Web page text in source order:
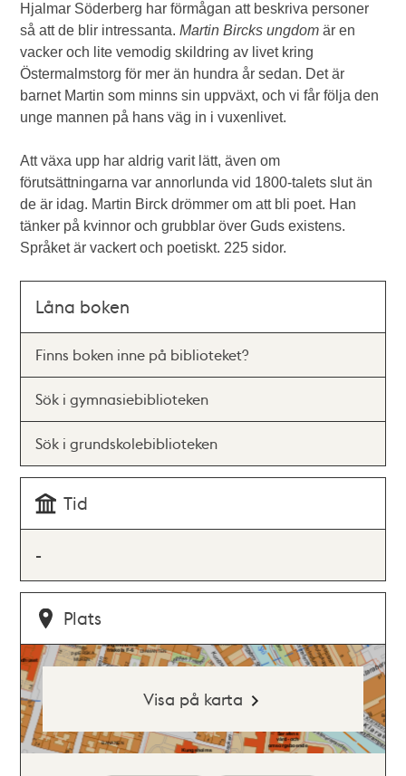
Hjalmar Söderberg har förmågan att beskriva personer
så att de blir intressanta.Martin Bircks ungdom är en
vacker och lite vemodig skildring av livet kring
Östermalmstorg för mer än hundra år sedan. Det är
barnet Martin som minns sin uppväxt, och vi får följa den
unge mannen på hans väg in i vuxenlivet.
Att växa upp har aldrig varit lätt, även om
förutsättningarna var annorlunda vid 1800-talets slut än
de är idag. Martin Birck drömmer om att bli poet. Han
tänker på kvinnor och grubblar över Guds existens.
Språket är vackert och poetiskt. 225 sidor.
Låna boken
Finns boken inne på biblioteket?
Sök i gymnasiebiblioteken
Sök i grundskolebiblioteken
Tid
-
Plats
Visa på karta